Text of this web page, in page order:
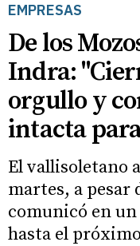
EMPRESAS
De los
Indra:
orgullo y
intacta
El vallisoletano
martes, a pesar
comunicó en
hasta el